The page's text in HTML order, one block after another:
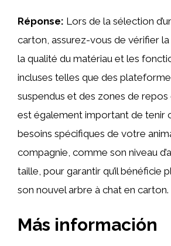
Réponse: Lors de la sélection
carton, assurez-vous de vérifier
la qualité du matériau et les
incluses telles que des
suspendus et des zones de
est également important de tenir
besoins spécifiques de votre
compagnie, comme son niveau
taille, pour garantir qu’il bénéficie
son nouvel arbre à chat en carton.
Más información